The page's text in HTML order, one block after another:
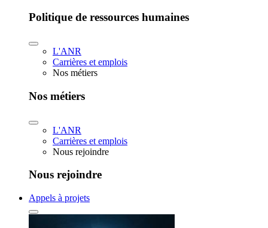
Politique de ressources humaines
L'ANR
Carrières et emplois
Nos métiers
Nos métiers
L'ANR
Carrières et emplois
Nous rejoindre
Nous rejoindre
Appels à projets